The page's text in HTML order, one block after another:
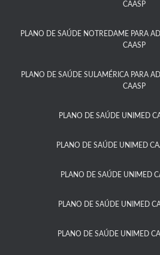
CAASP​
PLANO DE SAÚDE NOTREDAME PARA
CAASP​
PLANO DE SAÚDE SULAMÉRICA PARA
CAASP​
PLANO DE SAÚDE UNIMED
PLANO DE SAÚDE UNIMED
PLANO DE SAÚDE UNIMED
PLANO DE SAÚDE UNIMED
PLANO DE SAÚDE UNIMED